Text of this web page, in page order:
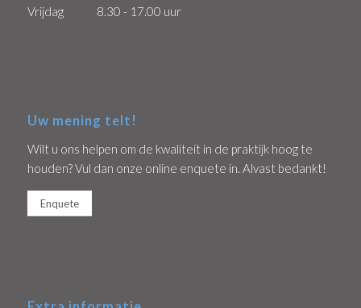
Vrijdag
8.30 - 17.00 uur
Uw mening telt!
Wilt u ons helpen om de kwaliteit in de praktijk hoog te
houden? Vul dan onze online enquete in. Alvast bedankt!
Enquete